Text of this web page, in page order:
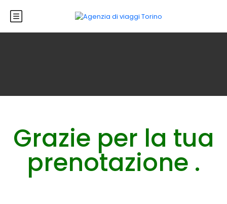
Grazie per la tua
prenotazione .